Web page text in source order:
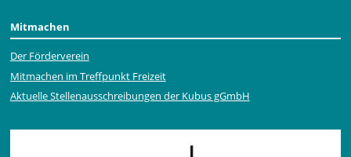
Mitmachen
Der Förderverein
Mitmachen im Treffpunkt Freizeit
Aktuelle Stellen­ausschrei­bungen der Kubus gGmbH